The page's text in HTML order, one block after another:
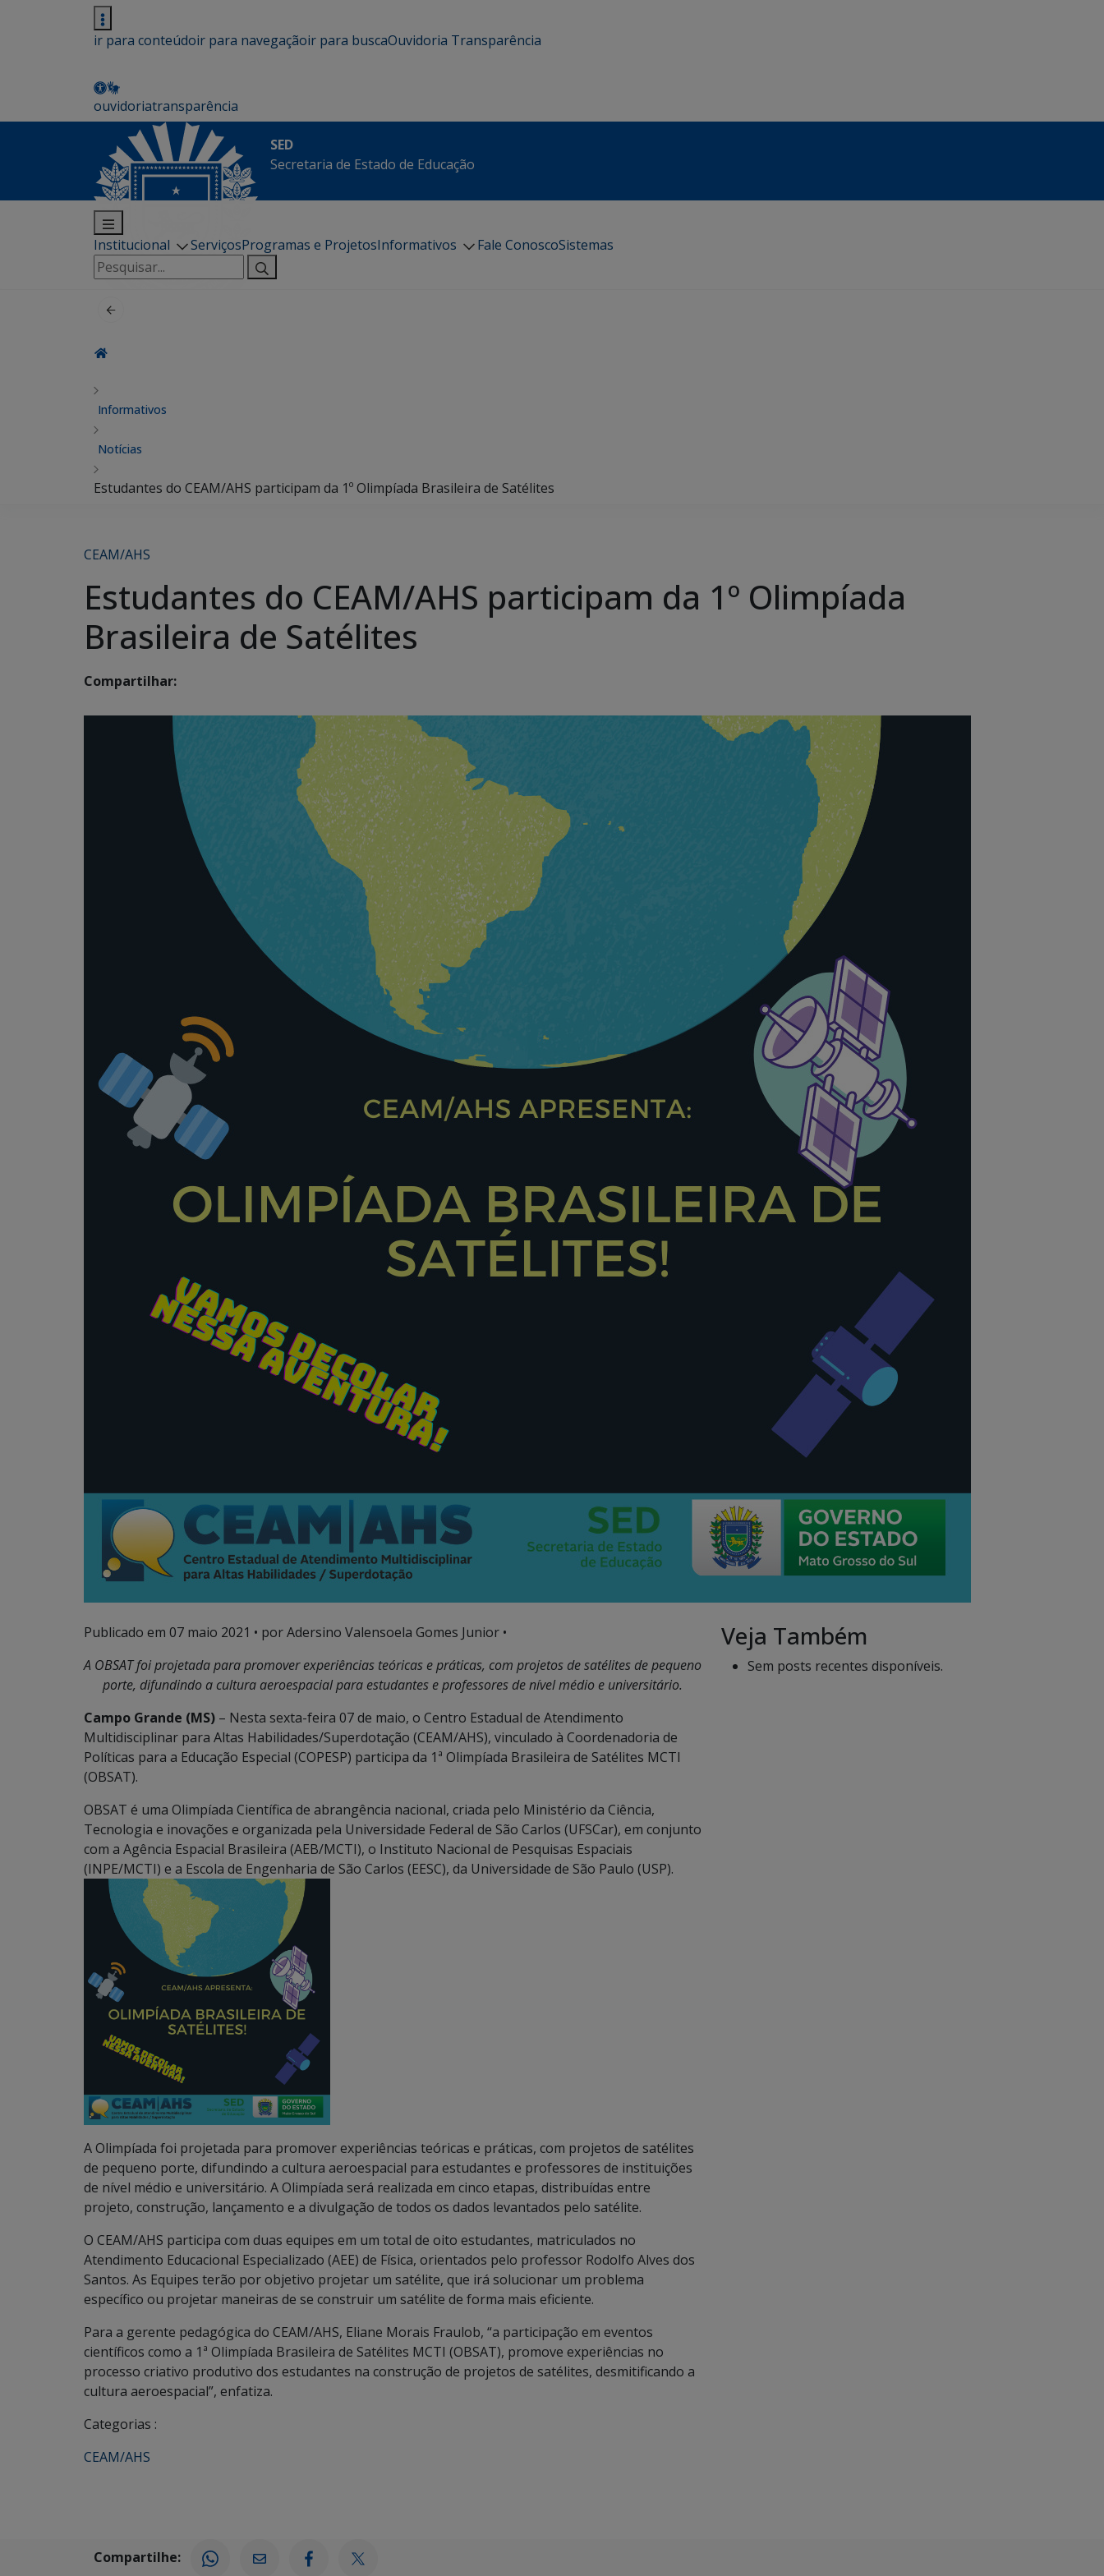
ir para conteúdoir para navegaçãoir para buscaOuvidoria Transparência
ouvidoriatransparência
SED
Secretaria de Estado de Educação
Institucional ServiçosProgramas e ProjetosInformativos Fale ConoscoSistemas
Pesquisar
por:
Informativos
Notícias
Estudantes do CEAM/AHS participam da 1º Olimpíada Brasileira de Satélites
CEAM/AHS
Estudantes do CEAM/AHS participam da 1º Olimpíada
Brasileira de Satélites
Compartilhar:
Publicado em 07 maio 2021 • por Adersino Valensoela Gomes Junior •
A OBSAT foi projetada para promover experiências teóricas e práticas, com projetos de satélites de pequeno
porte, difundindo a cultura aeroespacial para estudantes e professores de nível médio e universitário.
Campo Grande (MS) – Nesta sexta-feira 07 de maio, o Centro Estadual de Atendimento
Multidisciplinar para Altas Habilidades/Superdotação (CEAM/AHS), vinculado à Coordenadoria de
Políticas para a Educação Especial (COPESP) participa da 1ª Olimpíada Brasileira de Satélites MCTI
(OBSAT).
OBSAT é uma Olimpíada Científica de abrangência nacional, criada pelo Ministério da Ciência,
Tecnologia e inovações e organizada pela Universidade Federal de São Carlos (UFSCar), em conjunto
com a Agência Espacial Brasileira (AEB/MCTI), o Instituto Nacional de Pesquisas Espaciais
(INPE/MCTI) e a Escola de Engenharia de São Carlos (EESC), da Universidade de São Paulo (USP).
A Olimpíada foi projetada para promover experiências teóricas e práticas, com projetos de satélites
de pequeno porte, difundindo a cultura aeroespacial para estudantes e professores de instituições
de nível médio e universitário. A Olimpíada será realizada em cinco etapas, distribuídas entre
projeto, construção, lançamento e a divulgação de todos os dados levantados pelo satélite.
O CEAM/AHS participa com duas equipes em um total de oito estudantes, matriculados no
Atendimento Educacional Especializado (AEE) de Física, orientados pelo professor Rodolfo Alves dos
Santos. As Equipes terão por objetivo projetar um satélite, que irá solucionar um problema
específico ou projetar maneiras de se construir um satélite de forma mais eficiente.
Para a gerente pedagógica do CEAM/AHS, Eliane Morais Fraulob, “a participação em eventos
científicos como a 1ª Olimpíada Brasileira de Satélites MCTI (OBSAT), promove experiências no
processo criativo produtivo dos estudantes na construção de projetos de satélites, desmitificando a
cultura aeroespacial”, enfatiza.
Categorias :
CEAM/AHS
Veja Também
Sem posts recentes disponíveis.
Compartilhe: